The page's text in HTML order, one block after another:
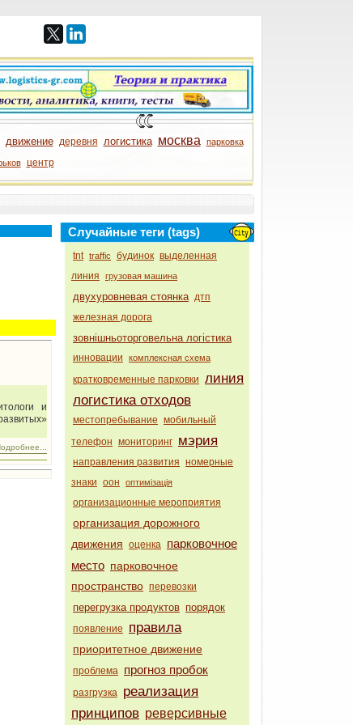
движение деревня логистика москва парковка
центр
и
Случайные теги (tags)
tnt traffic будинок выделенная
линия
грузовая машина
двухуровневая стоянка дтп
железная дорога
зовнішньоторговельна логістика
инновации комплексная схема
кратковременные парковки линия
логистика отходов
местопребывание мобильный
телефон мониторинг мэрия
направления развития номерные
знаки оон оптимізація
организационные мероприятия
организация дорожного
движения оценка парковочное
место парковочное
пространство перевозки
перегрузка продуктов порядок
появление правила
приоритетное движение
проблема прогноз пробок
разгрузка реализация
принципов реверсивные